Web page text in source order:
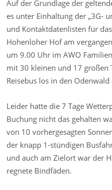
Auf der Grundlage der
es unter Einhaltung der „3G-
und Kontaktdatenlisten für
Hohenloher Hof am
um 9.00 Uhr im AWO
mit 30 kleinen und 17 großen
Reisebus los in den
Leider hatte die 7 Tage
Buchung nicht das gehalten
von 10 vorhergesagten
der knapp 1-stündigen
und auch am Zielort war der
regnete Bindfäden.